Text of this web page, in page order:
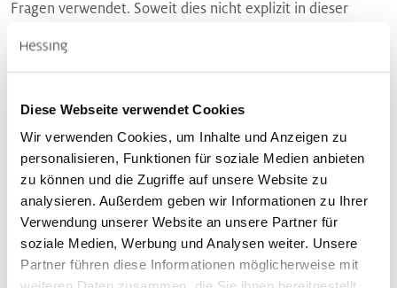
Diese Webseite verwendet Cookies
Wir verwenden Cookies, um Inhalte und Anzeigen zu
personalisieren, Funktionen für soziale Medien anbieten
zu können und die Zugriffe auf unsere Website zu
analysieren. Außerdem geben wir Informationen zu Ihrer
Verwendung unserer Website an unsere Partner für
soziale Medien, Werbung und Analysen weiter. Unsere
Partner führen diese Informationen möglicherweise mit
Fragen verwendet. Soweit dies nicht explizit in dieser
Weitergabe der Daten an Dritte. Zusätzlich erfassen wir
Daten dient allein zur Bearbeitung Ihrer Anfragen. Die
Verarbeitung weiterer personenbezogener Daten, die
durch die Verwendung des auf unserer Webseite
vorgehaltenen Kontaktformulars anfallen, dienen zur
Verhinderung des Missbrauchs sowie zur Sicherstellung der
Sicherheit unserer informationstechnischen Systeme.